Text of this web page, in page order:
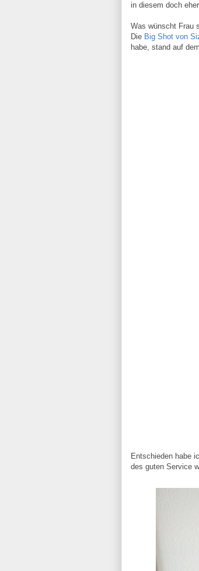
in diesem doch
Was wünscht Frau
Die Big Shot von
habe, stand auf
Entschieden habe
des guten Service